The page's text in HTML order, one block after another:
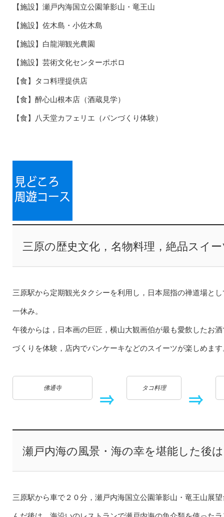
【施設】瀬戸内海国立公園筆影山・竜王山
【施設】佐木島・小佐木島
【施設】白龍湖観光農園
【施設】芸術文化センターポポロ
【食】タコ料理提供店
【食】醉心山根本店（酒蔵見学）
【食】八天堂カフェリエ（パンづくり体験）
三原の歴史文化，名物料理，絶品スイ
三原駅から定期観光タクシーを利用し，日本屈指の禅道場と
一休み。
午後からは，日本画の巨匠，横山大観画伯が最も愛飲したお
づくりを体験，店内でパンケーキなどのスイーツが楽しめます
佛通寺 タコ料理
瀬戸内海の風景・海の幸を堪能した後
三原駅から車で２０分，瀬戸内海国立公園筆影山・竜王山展